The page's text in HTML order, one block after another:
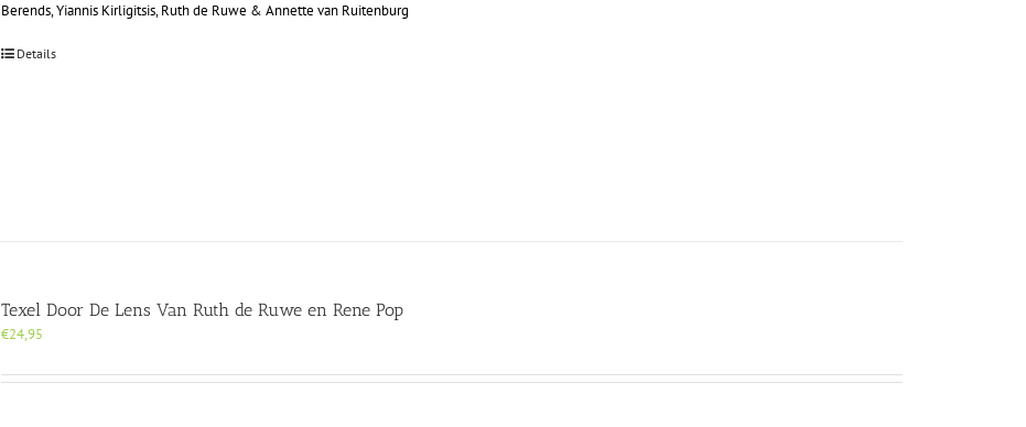
Berends, Yiannis Kirligitsis, Ruth de Ruwe & Annette van Ruitenburg
Details
Texel Door De Lens Van Ruth de Ruwe en Rene Pop
€24,95